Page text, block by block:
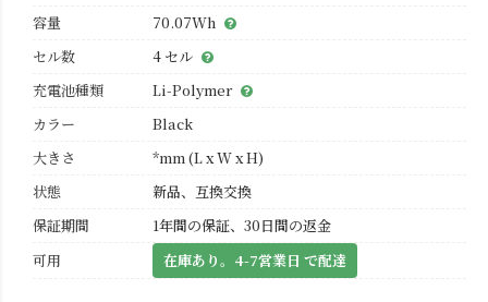
容量
70.07Wh
セル数
4 セル
充電池種類
Li-Polymer
カラー
Black
大きさ
*mm (L x W x H)
状態
新品、互換交換
保証期間
1年間の保証、30日間の返金
可用
在庫あり。4-7営業日 で配達